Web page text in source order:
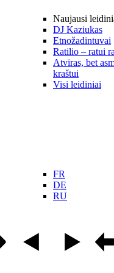
Naujausi
DJ Kaziukas
Etnožadintuvai
Ratilio – ratui
Atviras, bet
kraštui
Visi leidiniai
FR
DE
RU